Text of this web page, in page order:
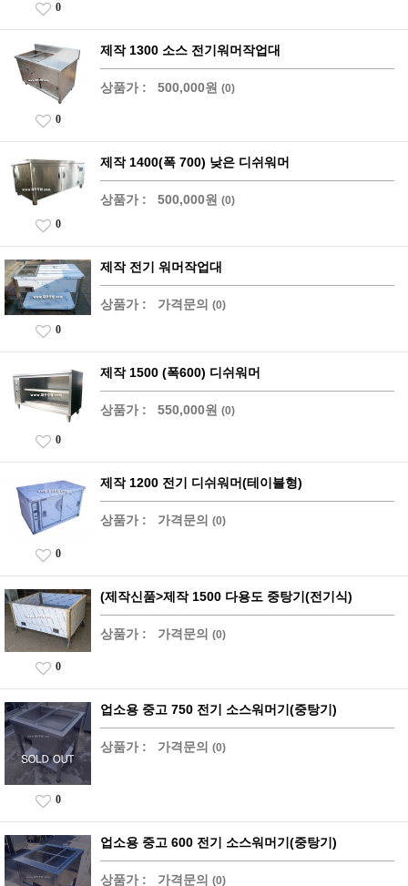
0
제작 1300 소스 전기워머작업대
상품가 : 500,000원 (0)
0
제작 1400(폭 700) 낮은 디쉬워머
상품가 : 500,000원 (0)
0
제작 전기 워머작업대
상품가 : 가격문의 (0)
0
제작 1500 (폭600) 디쉬워머
상품가 : 550,000원 (0)
0
제작 1200 전기 디쉬워머(테이블형)
상품가 : 가격문의 (0)
0
(제작신품>제작 1500 다용도 중탕기(전기식)
상품가 : 가격문의 (0)
0
업소용 중고 750 전기 소스워머기(중탕기)
상품가 : 가격문의 (0)
0
업소용 중고 600 전기 소스워머기(중탕기)
상품가 : 가격문의 (0)